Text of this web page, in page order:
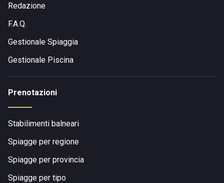
Redazione
F.A.Q.
Gestionale Spiaggia
Gestionale Piscina
Prenotazioni
Stabilimenti balneari
Spiagge per regione
Spiagge per provincia
Spiagge per tipo